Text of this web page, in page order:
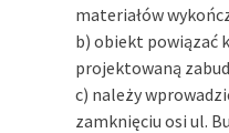
materiałów
b) obiekt powiązać
projektowaną
c) należy
zamknięciu osi ul.